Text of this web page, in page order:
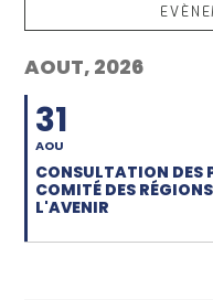
AOUT, 2026
31
AOU
CONSULTATION DES
COMITÉ DES
L'AVENIR